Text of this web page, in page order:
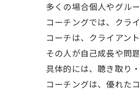
多くの場合個人やグル
コーチングでは、クラ
コーチは、クライアン
その人が自己成長や問
具体的には、聴き取り
コーチングは、優れた